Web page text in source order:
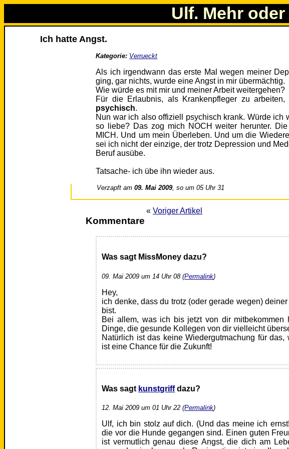
Ulf. Mehr
Ich hatte Angst.
Kategorie: Verrueckt
Als ich irgendwann das erste Mal wegen meiner
ging, gar nichts, wurde eine Angst in mir übermächtig.
Wie würde es mit mir und meiner Arbeit weitergehen?
Für die Erlaubnis, als Krankenpfleger zu
psychisch.
Nun war ich also offiziell psychisch krank. Würde
so liebe? Das zog mich NOCH weiter herunter.
MICH. Und um mein Überleben. Und um die
sei ich nicht der einzige, der trotz Depression und
Beruf ausübe.
Tatsache- ich übe ihn wieder aus.
Verzapft am09. Mai 2009, so um 05 Uhr 31
« Voriger Artikel
Kommentare
Was sagt MissMoney dazu?
09. Mai 2009 um 14 Uhr 08 (Permalink)
Hey,
ich denke, dass du trotz (oder gerade wegen)
bist.
Bei allem, was ich bis jetzt von dir mitbekommen
Dinge, die gesunde Kollegen von dir vielleicht
Natürlich ist das keine Wiedergutmachung für
ist eine Chance für die Zukunft!
Was sagt kunstgriffdazu?
12. Mai 2009 um 01 Uhr 22 (Permalink)
Ulf, ich bin stolz auf dich. (Und das meine ich
die vor die Hunde gegangen sind. Einen guten
ist vermutlich genau diese Angst, die dich am